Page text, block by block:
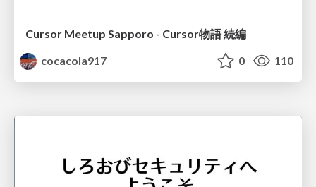
Cursor Meetup Sapporo - Cursor物語 続編
cocacola917
0 110